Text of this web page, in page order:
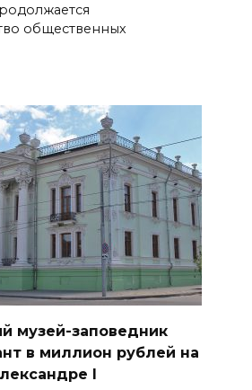
общественных
музей-заповедник
в миллион рублей на
I